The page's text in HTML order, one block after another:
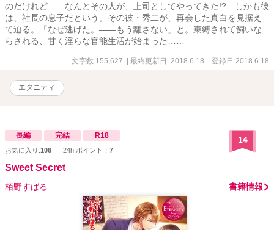
のだけれど……なんとその人が、上司としてやってきた!? しかも彼
は、社長の息子だという。その彼・秀二が、再会した真白を見据え
て迫る。「なぜ逃げた。――もう離さない」と。束縛されて飼いな
らされる、甘く淫らな官能生活が始まった……
文字数 155,627 | 最終更新日 2018.6.18 | 登録日 2018.6.18
エタニティ
長編 完結 R18
お気に入り:106 24h.ポイント： 7
14
Sweet Secret
栢野すばる 書籍情報